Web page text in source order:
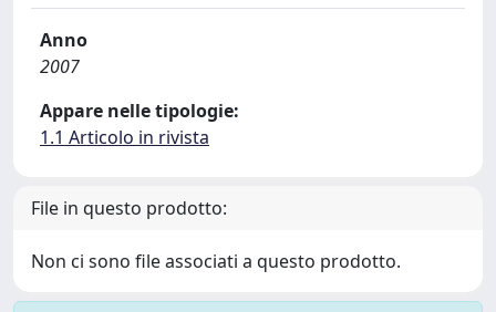
Anno
2007
Appare nelle tipologie:
1.1 Articolo in rivista
File in questo prodotto:
Non ci sono file associati a questo prodotto.